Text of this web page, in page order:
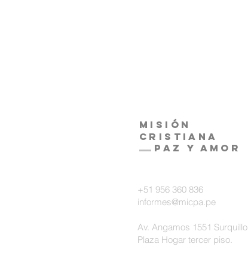
Misión
Cristiana
Paz y amor
+51 956 360 836
informes@micpa.pe
Av. Angamos 1551 Surquillo
Plaza Hogar tercer piso.